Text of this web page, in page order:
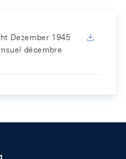
Dezember 1945
décembre